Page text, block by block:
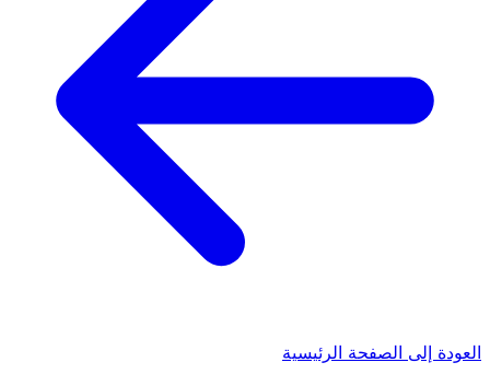
العودة إلى الصفحة الرئيسية